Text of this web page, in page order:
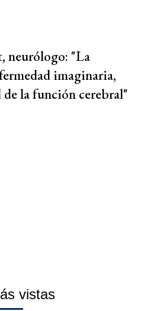
neurólogo: "La
imaginaria,
la función cerebral"
vistas